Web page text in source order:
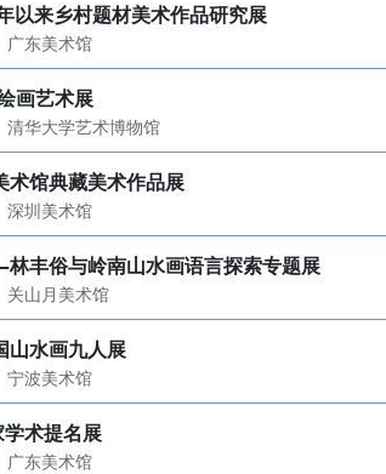
来乡村题材美术作品研究展
广东美术馆
画艺术展
清华大学艺术博物馆
馆典藏美术作品展
深圳美术馆
丰俗与岭南山水画语言探索专题展
关山月美术馆
水画九人展
宁波美术馆
术提名展
广东美术馆